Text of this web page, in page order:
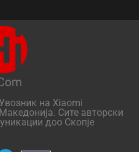
на Xiaomi
Сите авторски
доо Скопје